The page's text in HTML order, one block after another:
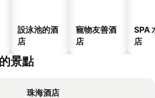
設泳池的酒
店
寵物友善酒
店
SPA
店
景點
珠海酒店